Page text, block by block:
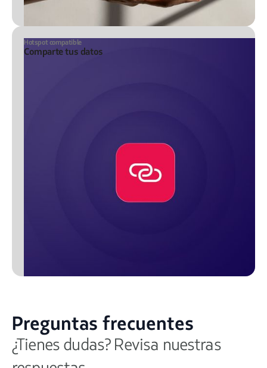
Hotspot compatible
Comparte tus datos
Preguntas frecuentes
¿Tienes dudas? Revisa nuestras